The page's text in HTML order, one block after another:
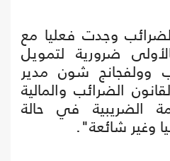
وجدت فعليا مع
ضرورية لتمويل
وولفجانج شون مدير
الضرائب والمالية
الضريبية في حالة
وغير شائعة".